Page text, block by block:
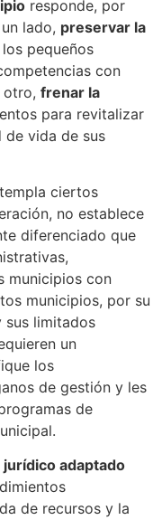
responde, por
lado, preservar la
pequeños
con
frenar la
para revitalizar
vida de sus
ciertos
no establece
diferenciado que
municipios con
municipios, por su
sus limitados
un
los
de gestión y les
de
adaptado
de recursos y la